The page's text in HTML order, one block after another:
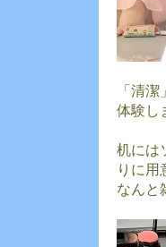
「清
体験し
机には
りに用
なんと